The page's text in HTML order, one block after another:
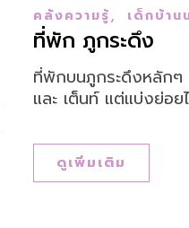
คลังความรู้, เด็กบ้าน
ที่พัก ภูกระดึง
ที่พักบนภูกระดึงหลัก
และ เต็นท์ แต่แบ่งย่อย
ดูเพิ่มเติม